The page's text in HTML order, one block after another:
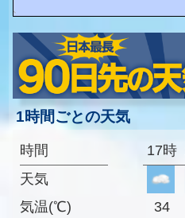
1時間ごとの天気
時間
天気
気温(℃)
17時
34